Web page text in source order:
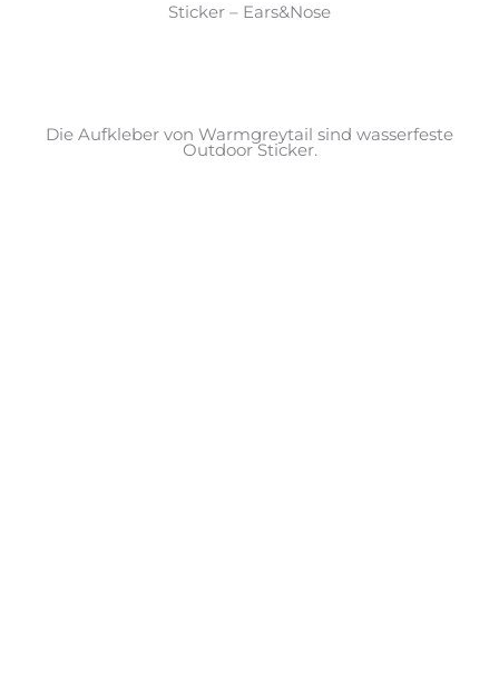
Sticker – Ears&Nose
Die Aufkleber von Warmgreytail sind wasserfeste
Outdoor Sticker.